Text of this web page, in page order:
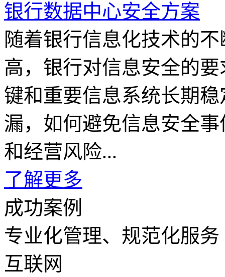
银行数据中心安全方案
随着银行信息化技术的
高，银行对信息安全的
键和重要信息系统长期
漏，如何避免信息安全
和经营风险...
了解更多
成功案例
专业化管理、规范化服务
互联网